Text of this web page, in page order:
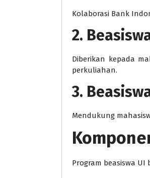
Kolaborasi Bank
2.
Diberikan kepada
perkuliahan.
3.
Mendukung
Program beasiswa UI